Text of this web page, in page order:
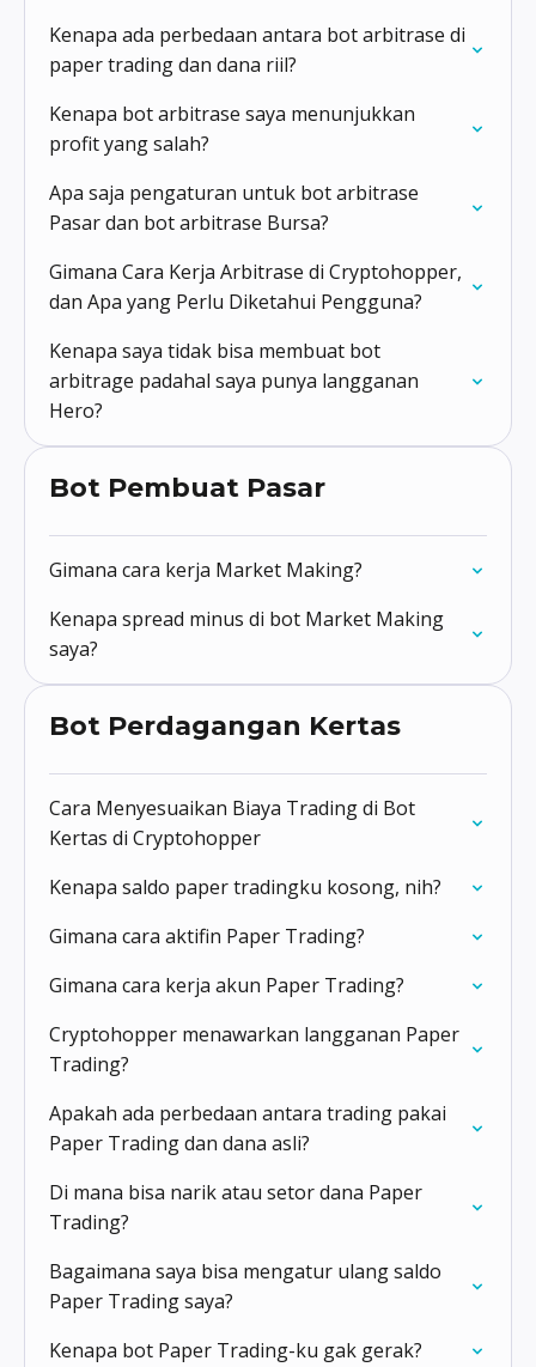
Kenapa ada perbedaan antara bot arbitrase di
paper trading dan dana riil?
Kenapa bot arbitrase saya menunjukkan
profit yang salah?
Apa saja pengaturan untuk bot arbitrase
Pasar dan bot arbitrase Bursa?
Gimana Cara Kerja Arbitrase di Cryptohopper,
dan Apa yang Perlu Diketahui Pengguna?
Kenapa saya tidak bisa membuat bot
arbitrage padahal saya punya langganan
Hero?
Bot Pembuat Pasar
Gimana cara kerja Market Making?
Kenapa spread minus di bot Market Making
saya?
Bot Perdagangan Kertas
Cara Menyesuaikan Biaya Trading di Bot
Kertas di Cryptohopper
Kenapa saldo paper tradingku kosong, nih?
Gimana cara aktifin Paper Trading?
Gimana cara kerja akun Paper Trading?
Cryptohopper menawarkan langganan Paper
Trading?
Apakah ada perbedaan antara trading pakai
Paper Trading dan dana asli?
Di mana bisa narik atau setor dana Paper
Trading?
Bagaimana saya bisa mengatur ulang saldo
Paper Trading saya?
Kenapa bot Paper Trading-ku gak gerak?